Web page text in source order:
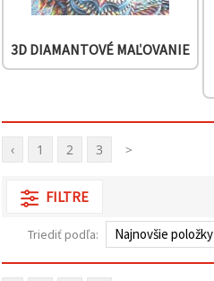
3D DIAMANTOVÉ MAĽOVANIE
‹ 1 2 3 >
FILTRE
Triediť podľa: